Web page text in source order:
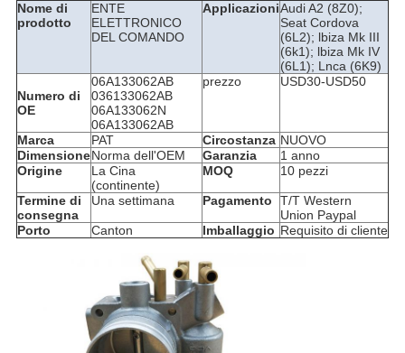
Nome di
prodotto
ENTE
ELETTRONICO
DEL COMANDO
ApplicazioniAudi A2 (8Z0);
Seat Cordova
(6L2); lbiza Mk III
(6k1); lbiza Mk IV
(6L1); Lnca (6K9)
Numero di
OE
06A133062AB
036133062AB
06A133062N
06A133062AB
prezzo USD30-USD50
Marca PAT Circostanza NUOVO
DimensioneNorma dell'OEM Garanzia
1 anno
Origine
La Cina
(continente)
MOQ 10 pezzi
Termine di
consegna
Una settimana Pagamento
T/T Western
Union Paypal
Porto
Canton Imballaggio Requisito di cliente